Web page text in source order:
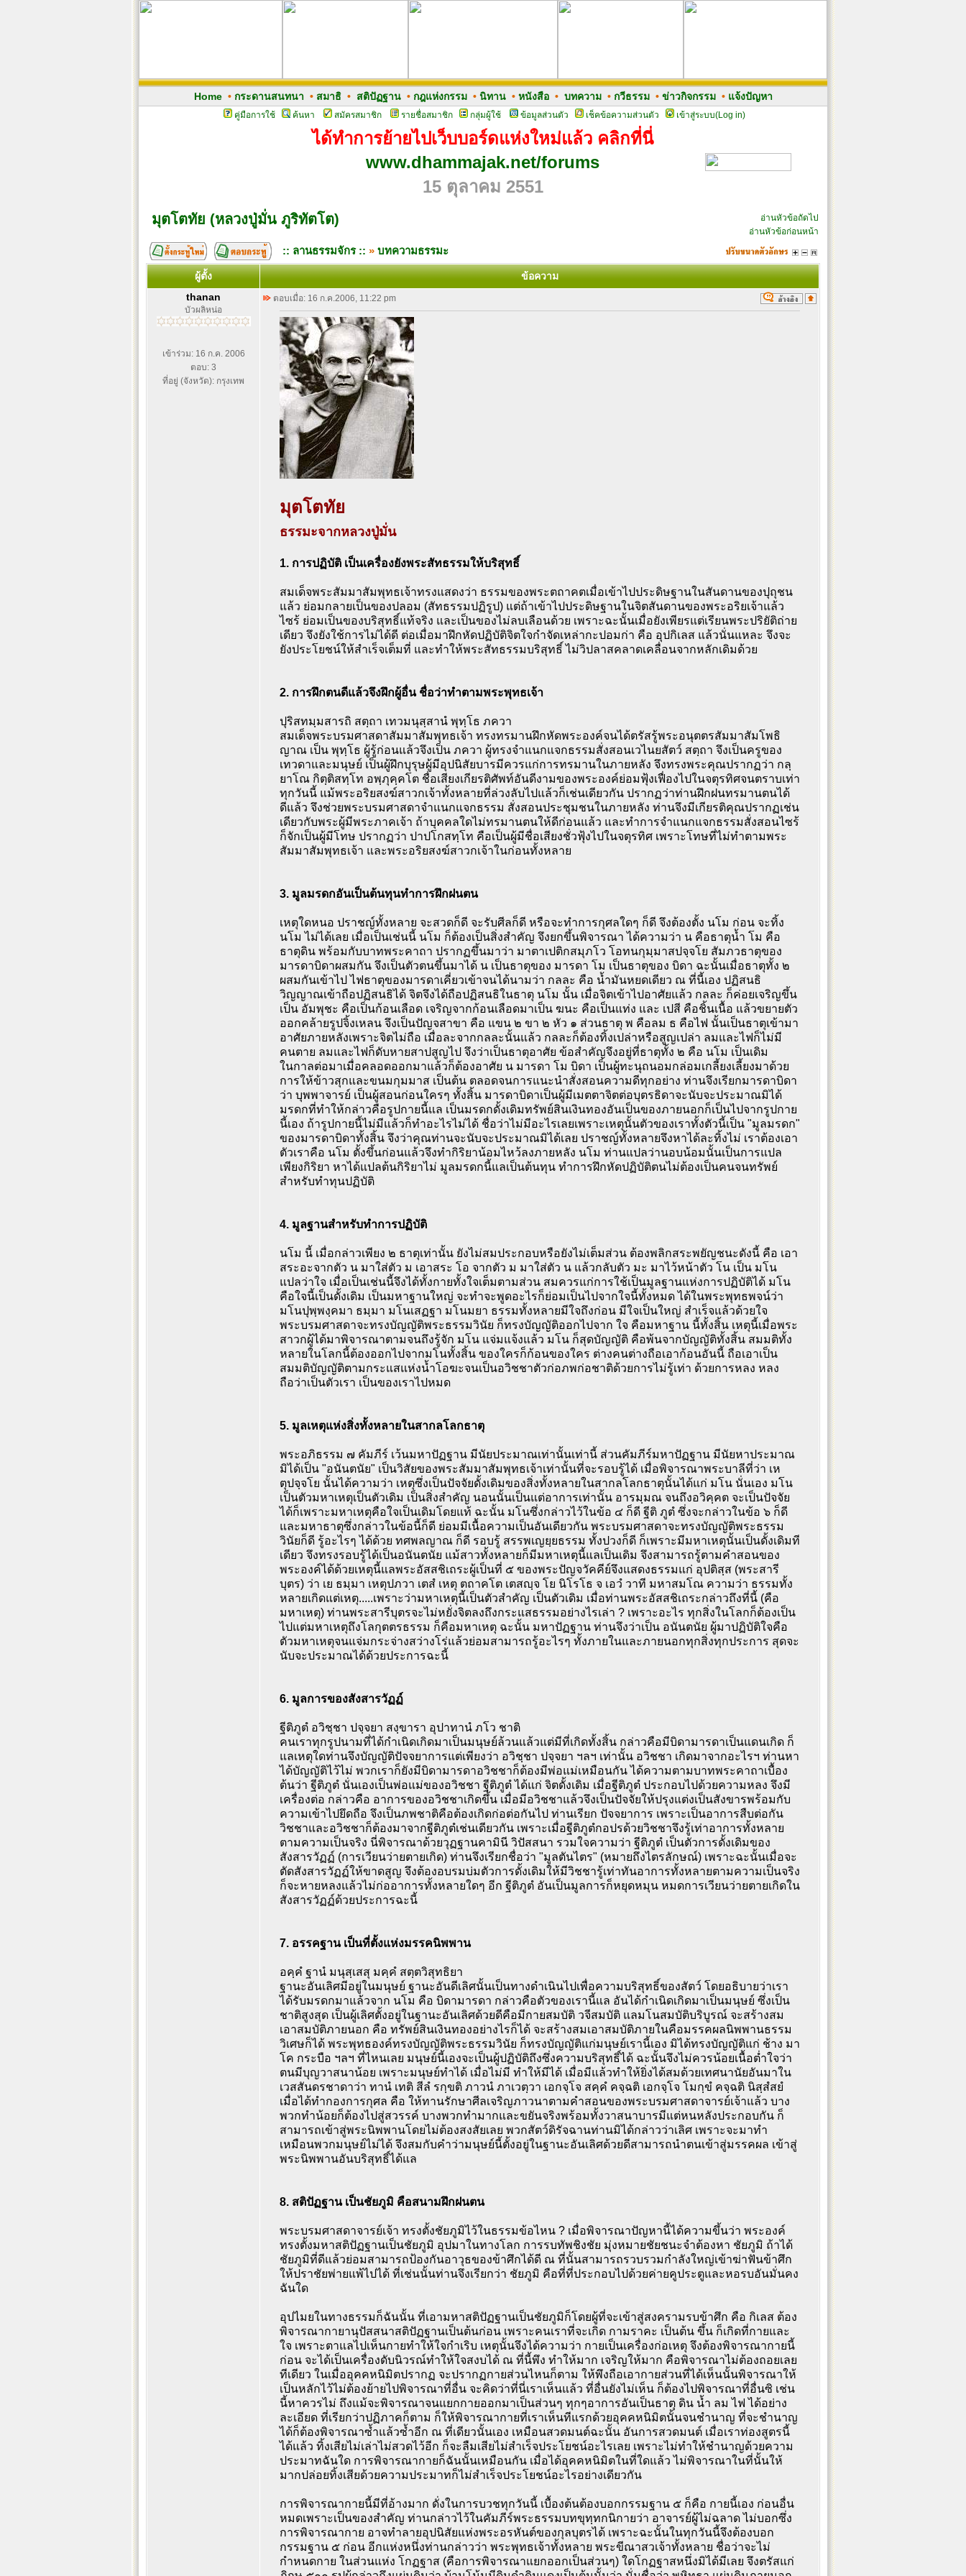
Home• กระดานสนทนา • สมาธิ• สติปัฏฐาน• กฎแห่งกรรม• นิทาน• หนังสือ• บทความ• กวีธรรม• ข่าวกิจกรรม• แจ้งปัญหา
คู่มือการใช้ ค้นหา สมัครสมาชิก รายชื่อสมาชิก กลุ่มผู้ใช้ ข้อมูลส่วนตัว เช็คข้อความส่วนตัว เข้าสู่ระบบ(Log in)
ได้ทำการย้ายไปเว็บบอร์ดแห่งใหม่แล้ว คลิกที่นี่
www.dhammajak.net/forums
15 ตุลาคม 2551
มุตโตทัย (หลวงปู่มั่น ภูริทัตโต)
อ่านหัวข้อถัดไป
อ่านหัวข้อก่อนหน้า
:: ลานธรรมจักร :: » บทความธรรมะ
ผู้ตั้ง
ข้อความ
thanan
บัวผลิหน่อ
เข้าร่วม: 16 ก.ค. 2006
ตอบ: 3
ที่อยู่ (จังหวัด): กรุงเทพ
ตอบเมื่อ: 16 ก.ค.2006, 11:22 pm
มุตโตทัย
ธรรมะจากหลวงปู่มั่น
1. การปฏิบัติ เป็นเครื่องยังพระสัทธรรมให้บริสุทธิ์
สมเด็จพระสัมมาสัมพุทธเจ้าทรงแสดงว่า ธรรมของพระตถาคตเมื่อเข้าไปประดิษฐานในสันดานของปุถุชน
แล้ว ย่อมกลายเป็นของปลอม (สัทธรรมปฏิรูป) แต่ถ้าเข้าไปประดิษฐานในจิตสันดานของพระอริยเจ้าแล้ว
ไซร้ ย่อมเป็นของบริสุทธิ์แท้จริง และเป็นของไม่ลบเลือนด้วย เพราะฉะนั้นเมื่อยังเพียรแต่เรียนพระปริยัติถ่าย
เดียว จึงยังใช้การไม่ได้ดี ต่อเมื่อมาฝึกหัดปฏิบัติจิตใจกำจัดเหล่ากะปอมก่า คือ อุปกิเลส แล้วนั่นแหละ จึงจะ
ยังประโยชน์ให้สำเร็จเต็มที่ และทำให้พระสัทธรรมบริสุทธิ์ ไม่วิปลาสคลาดเคลื่อนจากหลักเดิมด้วย
2. การฝึกตนดีแล้วจึงฝึกผู้อื่น ชื่อว่าทำตามพระพุทธเจ้า
ปุริสทมฺมสารถิ สตฺถา เทวมนุสฺสานํ พุทฺโธ ภควา
สมเด็จพระบรมศาสดาสัมมาสัมพุทธเจ้า ทรงทรมานฝึกหัดพระองค์จนได้ตรัสรู้พระอนุตตรสัมมาสัมโพธิ
ญาณ เป็น พุทฺโธ ผู้รู้ก่อนแล้วจึงเป็น ภควา ผู้ทรงจำแนกแจกธรรมสั่งสอนเวไนยสัตว์ สตฺถา จึงเป็นครูของ
เทวดาและมนุษย์ เป็นผู้ฝึกบุรุษผู้มีอุปนิสัยบารมีควรแก่การทรมานในภายหลัง จึงทรงพระคุณปรากฏว่า กลฺ
ยาโณ กิตฺติสทฺโท อพฺภุคฺคโต ชื่อเสียงเกียรติศัพท์อันดีงามของพระองค์ย่อมฟุ้งเฟื่องไปในจตุรทิศจนตราบเท่า
ทุกวันนี้ แม้พระอริยสงฆ์สาวกเจ้าทั้งหลายที่ล่วงลับไปแล้วก็เช่นเดียวกัน ปรากฏว่าท่านฝึกฝนทรมานตนได้
ดีแล้ว จึงช่วยพระบรมศาสดาจำแนกแจกธรรม สั่งสอนประชุมชนในภายหลัง ท่านจึงมีเกียรติคุณปรากฏเช่น
เดียวกับพระผู้มีพระภาคเจ้า ถ้าบุคคลใดไม่ทรมานตนให้ดีก่อนแล้ว และทำการจำแนกแจกธรรมสั่งสอนไซร้
ก็จักเป็นผู้มีโทษ ปรากฏว่า ปาปโกสทฺโท คือเป็นผู้มีชื่อเสียงชั่วฟุ้งไปในจตุรทิศ เพราะโทษที่ไม่ทำตามพระ
สัมมาสัมพุทธเจ้า และพระอริยสงฆ์สาวกเจ้าในก่อนทั้งหลาย
3. มูลมรดกอันเป็นต้นทุนทำการฝึกฝนตน
เหตุใดหนอ ปราชญ์ทั้งหลาย จะสวดก็ดี จะรับศีลก็ดี หรือจะทำการกุศลใดๆ ก็ดี จึงต้องตั้ง นโม ก่อน จะทิ้ง
นโม ไม่ได้เลย เมื่อเป็นเช่นนี้ นโม ก็ต้องเป็นสิ่งสำคัญ จึงยกขึ้นพิจารณา ได้ความว่า น คือธาตุน้ำ โม คือ
ธาตุดิน พร้อมกับบาทพระคาถา ปรากฏขึ้นมาว่า มาตาเปติกสมุภโว โอทนกุมฺมาสปจฺจโย สัมภวธาตุของ
มารดาบิดาผสมกัน จึงเป็นตัวตนขึ้นมาได้ น เป็นธาตุของ มารดา โม เป็นธาตุของ บิดา ฉะนั้นเมื่อธาตุทั้ง ๒
ผสมกันเข้าไป ไฟธาตุของมารดาเคี่ยวเข้าจนได้นามว่า กลละ คือ น้ำมันหยดเดียว ณ ที่นี้เอง ปฏิสนธิ
วิญญาณเข้าถือปฏิสนธิได้ จิตจึงได้ถือปฏิสนธิในธาตุ นโม นั้น เมื่อจิตเข้าไปอาศัยแล้ว กลละ ก็ค่อยเจริญขึ้น
เป็น อัมพุชะ คือเป็นก้อนเลือด เจริญจากก้อนเลือดมาเป็น ฆนะ คือเป็นแท่ง และ เปสี คือชิ้นเนื้อ แล้วขยายตัว
ออกคล้ายรูปจิ้งเหลน จึงเป็นปัญจสาขา คือ แขน ๒ ขา ๒ หัว ๑ ส่วนธาตุ พ คือลม ธ คือไฟ นั้นเป็นธาตุเข้ามา
อาศัยภายหลังเพราะจิตไม่ถือ เมื่อละจากกลละนั้นแล้ว กลละก็ต้องทิ้งเปล่าหรือสูญเปล่า ลมและไฟก็ไม่มี
คนตาย ลมและไฟก็ดับหายสาปสูญไป จึงว่าเป็นธาตุอาศัย ข้อสำคัญจึงอยู่ที่ธาตุทั้ง ๒ คือ นโม เป็นเดิม
ในกาลต่อมาเมื่อคลอดออกมาแล้วก็ต้องอาศัย น มารดา โม บิดา เป็นผู้ทะนุถนอมกล่อมเกลี้ยงเลี้ยงมาด้วย
การให้ข้าวสุกและขนมกุมมาส เป็นต้น ตลอดจนการแนะนำสั่งสอนความดีทุกอย่าง ท่านจึงเรียกมารดาบิดา
ว่า บุพพาจารย์ เป็นผู้สอนก่อนใครๆ ทั้งสิ้น มารดาบิดาเป็นผู้มีเมตตาจิตต่อบุตรธิดาจะนับจะประมาณมิได้
มรดกที่ทำให้กล่าวคือรูปกายนี้แล เป็นมรดกดั้งเดิมทรัพย์สินเงินทองอันเป็นของภายนอกก็เป็นไปจากรูปกาย
นี้เอง ถ้ารูปกายนี้ไม่มีแล้วก็ทำอะไรไม่ได้ ชื่อว่าไม่มีอะไรเลยเพราะเหตุนั้นตัวของเราทั้งตัวนี้เป็น "มูลมรดก"
ของมารดาบิดาทั้งสิ้น จึงว่าคุณท่านจะนับจะประมาณมิได้เลย ปราชญ์ทั้งหลายจึงหาได้ละทิ้งไม่ เราต้องเอา
ตัวเราคือ นโม ตั้งขึ้นก่อนแล้วจึงทำกิริยาน้อมไหว้ลงภายหลัง นโม ท่านแปลว่านอบน้อมนั้นเป็นการแปล
เพียงกิริยา หาได้แปลต้นกิริยาไม่ มูลมรดกนี้แลเป็นต้นทุน ทำการฝึกหัดปฏิบัติตนไม่ต้องเป็นคนจนทรัพย์
สำหรับทำทุนปฏิบัติ
4. มูลฐานสำหรับทำการปฏิบัติ
นโม นี้ เมื่อกล่าวเพียง ๒ ธาตุเท่านั้น ยังไม่สมประกอบหรือยังไม่เต็มส่วน ต้องพลิกสระพยัญชนะดังนี้ คือ เอา
สระอะจากตัว น มาใส่ตัว ม เอาสระ โอ จากตัว ม มาใส่ตัว น แล้วกลับตัว มะ มาไว้หน้าตัว โน เป็น มโน
แปลว่าใจ เมื่อเป็นเช่นนี้จึงได้ทั้งกายทั้งใจเต็มตามส่วน สมควรแก่การใช้เป็นมูลฐานแห่งการปฏิบัติได้ มโน
คือใจนี้เป็นดั้งเดิม เป็นมหาฐานใหญ่ จะทำจะพูดอะไรก็ย่อมเป็นไปจากใจนี้ทั้งหมด ได้ในพระพุทธพจน์ว่า
มโนปุพฺพงฺคมา ธมฺมา มโนเสฏฐา มโนมยา ธรรมทั้งหลายมีใจถึงก่อน มีใจเป็นใหญ่ สำเร็จแล้วด้วยใจ
พระบรมศาสดาจะทรงบัญญัติพระธรรมวินัย ก็ทรงบัญญัติออกไปจาก ใจ คือมหาฐาน นี้ทั้งสิ้น เหตุนี้เมื่อพระ
สาวกผู้ได้มาพิจารณาตามจนถึงรู้จัก มโน แจ่มแจ้งแล้ว มโน ก็สุดบัญญัติ คือพ้นจากบัญญัติทั้งสิ้น สมมติทั้ง
หลายในโลกนี้ต้องออกไปจากมโนทั้งสิ้น ของใครก็ก้อนของใคร ต่างคนต่างถือเอาก้อนอันนี้ ถือเอาเป็น
สมมติบัญญัติตามกระแสแห่งน้ำโอฆะจนเป็นอวิชชาตัวก่อภพก่อชาติด้วยการไม่รู้เท่า ด้วยการหลง หลง
ถือว่าเป็นตัวเรา เป็นของเราไปหมด
5. มูลเหตุแห่งสิ่งทั้งหลายในสากลโลกธาตุ
พระอภิธรรม ๗ คัมภีร์ เว้นมหาปัฏฐาน มีนัยประมาณเท่านั้นเท่านี้ ส่วนคัมภีร์มหาปัฏฐาน มีนัยหาประมาณ
มิได้เป็น "อนันตนัย" เป็นวิสัยของพระสัมมาสัมพุทธเจ้าเท่านั้นที่จะรอบรู้ได้ เมื่อพิจารณาพระบาลีที่ว่า เห
ตุปจฺจโย นั้นได้ความว่า เหตุซึ่งเป็นปัจจัยดั้งเดิมของสิ่งทั้งหลายในสากลโลกธาตุนั้นได้แก่ มโน นั่นเอง มโน
เป็นตัวมหาเหตุเป็นตัวเดิม เป็นสิ่งสำคัญ นอนนั้นเป็นแต่อาการเท่านั้น อารมฺมณ จนถึงอวิคฺคต จะเป็นปัจจัย
ได้ก็เพราะมหาเหตุคือใจเป็นเดิมโดยแท้ ฉะนั้น มโนซึ่งกล่าวไว้ในข้อ ๔ ก็ดี ฐีติ ภูตํ ซึ่งจะกล่าวในข้อ ๖ ก็ดี
และมหาธาตุซึ่งกล่าวในข้อนี้ก็ดี ย่อมมีเนื้อความเป็นอันเดียวกัน พระบรมศาสดาจะทรงบัญญัติพระธรรม
วินัยก็ดี รู้อะไรๆ ได้ด้วย ทศพลญาณ ก็ดี รอบรู้ สรรพเญยฺยธรรม ทั้งปวงก็ดี ก็เพราะมีมหาเหตุนั้นเป็นดั้งเดิมที
เดียว จึงทรงรอบรู้ได้เป็นอนันตนัย แม้สาวทั้งหลายก็มีมหาเหตุนี้แลเป็นเดิม จึงสามารถรู้ตามคำสอนของ
พระองค์ได้ด้วยเหตุนี้แลพระอัสสชิเถระผู้เป็นที่ ๕ ของพระปัญจวัคคีย์จึงแสดงธรรมแก่ อุปติสฺส (พระสารี
บุตร) ว่า เย ธมฺมา เหตุปภวา เตสํ เหตุ ตถาคโต เตสญฺจ โย นิโรโธ จ เอวํ วาที มหาสมโณ ความว่า ธรรมทั้ง
หลายเกิดแต่เหตุ.....เพราะว่ามหาเหตุนี้เป็นตัวสำคัญ เป็นตัวเดิม เมื่อท่านพระอัสสชิเถระกล่าวถึงที่นี้ (คือ
มหาเหตุ) ท่านพระสารีบุตรจะไม่หยั่งจิตลงถึงกระแสธรรมอย่างไรเล่า ? เพราะอะไร ทุกสิ่งในโลกก็ต้องเป็น
ไปแต่มหาเหตุถึงโลกุตตรธรรม ก็คือมหาเหตุ ฉะนั้น มหาปัฏฐาน ท่านจึงว่าเป็น อนันตนัย ผู้มาปฏิบัติใจคือ
ตัวมหาเหตุจนแจ่มกระจ่างสว่างโร่แล้วย่อมสามารถรู้อะไรๆ ทั้งภายในและภายนอกทุกสิ่งทุกประการ สุดจะ
นับจะประมาณได้ด้วยประการฉะนี้
6. มูลการของสังสารวัฏฏ์
ฐีติภูตํ อวิชฺชา ปจฺจยา สงฺขารา อุปาทานํ ภโว ชาติ
คนเราทุกรูปนามที่ได้กำเนิดเกิดมาเป็นมนุษย์ล้วนแล้วแต่มีที่เกิดทั้งสิ้น กล่าวคือมีบิดามารดาเป็นแดนเกิด ก็
แลเหตุใดท่านจึงบัญญัติปัจจยาการแต่เพียงว่า อวิชฺชา ปจฺจยา ฯลฯ เท่านั้น อวิชชา เกิดมาจากอะไรฯ ท่านหา
ได้บัญญัติไว้ไม่ พวกเราก็ยังมีบิดามารดาอวิชชาก็ต้องมีพ่อแม่เหมือนกัน ได้ความตามบาทพระคาถาเบื้อง
ต้นว่า ฐีติภูตํ นั่นเองเป็นพ่อแม่ของอวิชชา ฐีติภูตํ ได้แก่ จิตดั้งเดิม เมื่อฐีติภูตํ ประกอบไปด้วยความหลง จึงมี
เครื่องต่อ กล่าวคือ อาการของอวิชชาเกิดขึ้น เมื่อมีอวิชชาแล้วจึงเป็นปัจจัยให้ปรุงแต่งเป็นสังขารพร้อมกับ
ความเข้าไปยึดถือ จึงเป็นภพชาติคือต้องเกิดก่อต่อกันไป ท่านเรียก ปัจจยาการ เพราะเป็นอาการสืบต่อกัน
วิชชาและอวิชชาก็ต้องมาจากฐีติภูตํเช่นเดียวกัน เพราะเมื่อฐีติภูตํกอปรด้วยวิชชาจึงรู้เท่าอาการทั้งหลาย
ตามความเป็นจริง นี่พิจารณาด้วยวุฏฐานคามินี วิปัสสนา รวมใจความว่า ฐีติภูตํ เป็นตัวการดั้งเดิมของ
สังสารวัฏฏ์ (การเวียนว่ายตายเกิด) ท่านจึงเรียกชื่อว่า "มูลตันไตร" (หมายถึงไตรลักษณ์) เพราะฉะนั้นเมื่อจะ
ตัดสังสารวัฏฏ์ให้ขาดสูญ จึงต้องอบรมบ่มตัวการดั้งเดิมให้มีวิชชารู้เท่าทันอาการทั้งหลายตามความเป็นจริง
ก็จะหายหลงแล้วไม่ก่ออาการทั้งหลายใดๆ อีก ฐีติภูตํ อันเป็นมูลการก็หยุดหมุน หมดการเวียนว่ายตายเกิดใน
สังสารวัฏฏ์ด้วยประการฉะนี้
7. อรรคฐาน เป็นที่ตั้งแห่งมรรคนิพพาน
อคฺคํ ฐานํ มนุสฺเสสุ มคฺคํ สตฺตวิสุทธิยา
ฐานะอันเลิศมีอยู่ในมนุษย์ ฐานะอันดีเลิศนั้นเป็นทางดำเนินไปเพื่อความบริสุทธิ์ของสัตว์ โดยอธิบายว่าเรา
ได้รับมรดกมาแล้วจาก นโม คือ บิดามารดา กล่าวคือตัวของเรานี้แล อันได้กำเนิดเกิดมาเป็นมนุษย์ ซึ่งเป็น
ชาติสูงสุด เป็นผู้เลิศตั้งอยู่ในฐานะอันเลิศด้วยดีคือมีกายสมบัติ วจีสมบัติ แลมโนสมบัติบริบูรณ์ จะสร้างสม
เอาสมบัติภายนอก คือ ทรัพย์สินเงินทองอย่างไรก็ได้ จะสร้างสมเอาสมบัติภายในคือมรรคผลนิพพานธรรม
วิเศษก็ได้ พระพุทธองค์ทรงบัญญัติพระธรรมวินัย ก็ทรงบัญญัติแก่มนุษย์เรานี้เอง มิได้ทรงบัญญัติแก่ ช้าง มา
โค กระบือ ฯลฯ ที่ไหนเลย มนุษย์นี้เองจะเป็นผู้ปฏิบัติถึงซึ่งความบริสุทธิ์ได้ ฉะนั้นจึงไม่ควรน้อยเนื้อต่ำใจว่า
ตนมีบุญวาสนาน้อย เพราะมนุษย์ทำได้ เมื่อไม่มี ทำให้มีได้ เมื่อมีแล้วทำให้ยิ่งได้สมด้วยเทศนานัยอันมาใน
เวสสันดรชาดาว่า ทานํ เทติ สีลํ รกฺขติ ภาวนํ ภาเวตฺวา เอกจฺโจ สคฺคํ คจฺฉติ เอกจฺโจ โมกฺขํ คจฺฉติ นิสฺสํสยํ
เมื่อได้ทำกองการกุศล คือ ให้ทานรักษาศีลเจริญภาวนาตามคำสอนของพระบรมศาสดาจารย์เจ้าแล้ว บาง
พวกทำน้อยก็ต้องไปสู่สวรรค์ บางพวกทำมากและขยันจริงพร้อมทั้งวาสนาบารมีแต่หนหลังประกอบกัน ก็
สามารถเข้าสู่พระนิพพานโดยไม่ต้องสงสัยเลย พวกสัตว์ดิรัจฉานท่านมิได้กล่าวว่าเลิศ เพราะจะมาทำ
เหมือนพวกมนุษย์ไม่ได้ จึงสมกับคำว่ามนุษย์นี้ตั้งอยู่ในฐานะอันเลิศด้วยดีสามารถนำตนเข้าสู่มรรคผล เข้าสู่
พระนิพพานอันบริสุทธิ์ได้แล
8. สติปัฏฐาน เป็นชัยภูมิ คือสนามฝึกฝนตน
พระบรมศาสดาจารย์เจ้า ทรงตั้งชัยภูมิไว้ในธรรมข้อไหน ? เมื่อพิจารณาปัญหานี้ได้ความขึ้นว่า พระองค์
ทรงตั้งมหาสติปัฏฐานเป็นชัยภูมิ อุปมาในทางโลก การรบทัพชิงชัย มุ่งหมายชัยชนะจำต้องหา ชัยภูมิ ถ้าได้
ชัยภูมิที่ดีแล้วย่อมสามารถป้องกันอาวุธของข้าศึกได้ดี ณ ที่นั้นสามารถรวบรวมกำลังใหญ่เข้าฆ่าฟันข้าศึก
ให้ปราชัยพ่ายแพ้ไปได้ ที่เช่นนั้นท่านจึงเรียกว่า ชัยภูมิ คือที่ที่ประกอบไปด้วยค่ายคูประตูและหอรบอันมั่นคง
ฉันใด
อุปไมยในทางธรรมก็ฉันนั้น ที่เอามหาสติปัฏฐานเป็นชัยภูมิก็โดยผู้ที่จะเข้าสู่สงครามรบข้าศึก คือ กิเลส ต้อง
พิจารณากายานุปัสสนาสติปัฏฐานเป็นต้นก่อน เพราะคนเราที่จะเกิด กามราคะ เป็นต้น ขึ้น ก็เกิดที่กายและ
ใจ เพราะตาแลไปเห็นกายทำให้ใจกำเริบ เหตุนั้นจึงได้ความว่า กายเป็นเครื่องก่อเหตุ จึงต้องพิจารณากายนี้
ก่อน จะได้เป็นเครื่องดับนิวรณ์ทำให้ใจสงบได้ ณ ที่นี้พึง ทำให้มาก เจริญให้มาก คือพิจารณาไม่ต้องถอยเลย
ทีเดียว ในเมื่ออุคคหนิมิตปรากฏ จะปรากฏกายส่วนไหนก็ตาม ให้พึงถือเอากายส่วนที่ได้เห็นนั้นพิจารณาให้
เป็นหลักไว้ไม่ต้องย้ายไปพิจารณาที่อื่น จะคิดว่าที่นี่เราเห็นแล้ว ที่อื่นยังไม่เห็น ก็ต้องไปพิจารณาที่อื่นซิ เช่น
นี้หาควรไม่ ถึงแม้จะพิจารณาจนแยกกายออกมาเป็นส่วนๆ ทุกๆอาการอันเป็นธาตุ ดิน น้ำ ลม ไฟ ได้อย่าง
ละเอียด ที่เรียกว่าปฏิภาคก็ตาม ก็ให้พิจารณากายที่เราเห็นทีแรกด้วยอุคคหนิมิตนั้นจนชำนาญ ที่จะชำนาญ
ได้ก็ต้องพิจารณาซ้ำแล้วซ้ำอีก ณ ที่เดียวนั้นเอง เหมือนสวดมนต์ฉะนั้น อันการสวดมนต์ เมื่อเราท่องสูตรนี้
ได้แล้ว ทิ้งเสียไม่เล่าไม่สวดไว้อีก ก็จะลืมเสียไม่สำเร็จประโยชน์อะไรเลย เพราะไม่ทำให้ชำนาญด้วยความ
ประมาทฉันใด การพิจารณากายก็ฉันนั้นเหมือนกัน เมื่อได้อุคคหนิมิตในที่ใดแล้ว ไม่พิจารณาในที่นั้นให้
มากปล่อยทิ้งเสียด้วยความประมาทก็ไม่สำเร็จประโยชน์อะไรอย่างเดียวกัน
การพิจารณากายนี้มีที่อ้างมาก ดั่งในการบวชทุกวันนี้ เบื้องต้นต้องบอกกรรมฐาน ๕ ก็คือ กายนี้เอง ก่อนอื่น
หมดเพราะเป็นของสำคัญ ท่านกล่าวไว้ในคัมภีร์พระธรรมบทขุทฺทกนิกายว่า อาจารย์ผู้ไม่ฉลาด ไม่บอกซึ่ง
การพิจารณากาย อาจทำลายอุปนิสัยแห่งพระอรหันต์ของกุลบุตรได้ เพราะฉะนั้นในทุกวันนี้จึงต้องบอก
กรรมฐาน ๕ ก่อน อีกแห่งหนึ่งท่านกล่าวว่า พระพุทธเจ้าทั้งหลาย พระขีณาสวเจ้าทั้งหลาย ชื่อว่าจะไม่
กำหนดกาย ในส่วนแห่ง โกฏฐาส (คือการพิจารณาแยกออกเป็นส่วนๆ) ใดโกฏฐาสหนึ่งมิได้มีเลย จึงตรัสแก่